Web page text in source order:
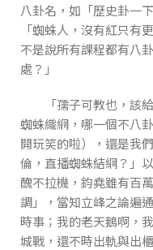
八卦名，如「歷史卦一
「蜘蛛人，沒有紅只有
不是說所有課程都有八
處？」
「孺子可教也，該給
蜘蛛織網，哪一個不八
開玩笑的啦），還是我
倫，直播蜘蛛結網？」
醜不拉機，鈞堯雖有百
調」，當知立峰之論遍
時事；我的老天鵝啊，
城戰，還不時出軌與出